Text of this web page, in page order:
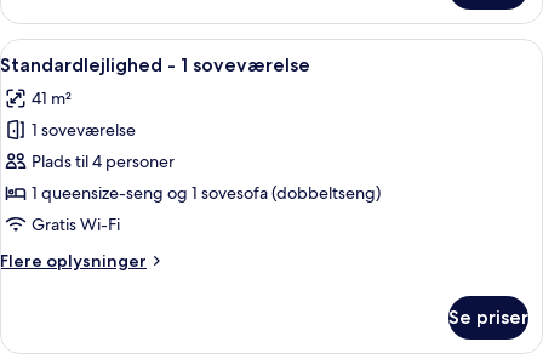
studiolejlighed
Indlæs
alle
billeder
af
Standardlejlighed
-
1
Standardlejlighed - 1 soveværelse |
6
Standardlejlighed - 1 soveværelse
41 m²
1 soveværelse
Plads til 4 personer
1 queensize-seng og 1 sovesofa (dobbeltseng)
Gratis Wi-Fi
Flere oplysninger
Flere
-
Se priser